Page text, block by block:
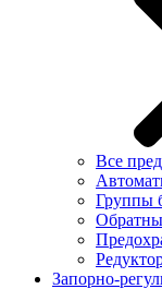
Все
Группы
Запорно-